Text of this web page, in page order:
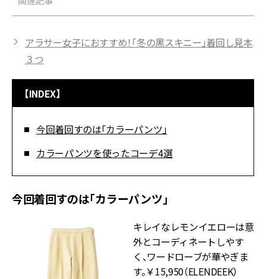
アラサー女子におすすめ！「冬の黒スキニー」着回し見本
３つ
【INDEX】
今回着回すのは「カラーパンツ」
カラーパンツを使ったコーデ4選
今回着回すのは「カラーパンツ」
キレイなレモンイエローは意
外とコーディネートしやす
く、ワードローブが華やぎま
す。￥15,950（ELENDEEK）